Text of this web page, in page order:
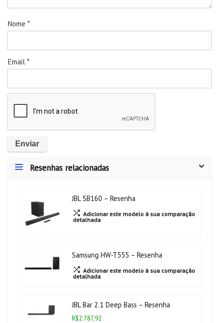
Nome *
Email *
Resenhas relacionadas
JBL SB160 – Resenha
Adicionar este modelo à sua comparação
detalhada
Samsung HW-T555 – Resenha
Adicionar este modelo à sua comparação
detalhada
JBL Bar 2.1 Deep Bass – Resenha
R$2.787,92